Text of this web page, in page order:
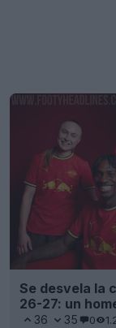
Se desvela la
26-27: un
36 35 0